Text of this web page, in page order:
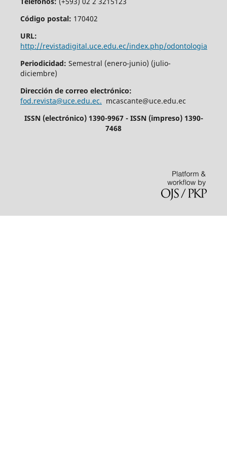
Código postal: 170402
URL:
http://revistadigital.uce.edu.ec/index.php/odontologia
Periodicidad: Semestral (enero-junio) (julio-
diciembre)
Dirección de correo electrónico:
fod.revista@uce.edu.ec. mcascante@uce.edu.ec
ISSN (electrónico) 1390-9967 - ISSN (impreso) 1390-
7468